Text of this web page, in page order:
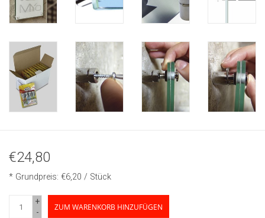
€24,80
* Grundpreis: €6,20 / Stück
+
-
ZUM WARENKORB HINZUFÜGEN